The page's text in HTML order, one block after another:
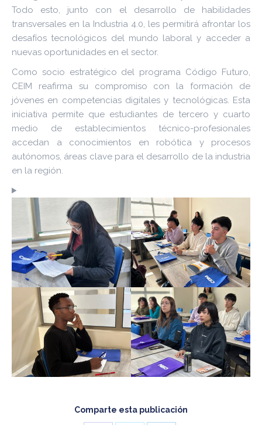
Todo esto, junto con el desarrollo de habilidades
transversales en la Industria 4.0, les permitirá afrontar los
desafíos tecnológicos del mundo laboral y acceder a
nuevas oportunidades en el sector.
Como socio estratégico del programa Código Futuro,
CEIM reafirma su compromiso con la formación de
jóvenes en competencias digitales y tecnológicas. Esta
iniciativa permite que estudiantes de tercero y cuarto
medio de establecimientos técnico-profesionales
accedan a conocimientos en robótica y procesos
autónomos, áreas clave para el desarrollo de la industria
en la región.
Comparte esta publicación